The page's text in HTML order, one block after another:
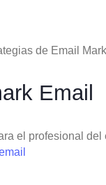
de Email
Email
el profesional del